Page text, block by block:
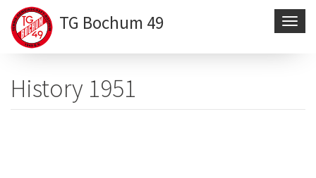
Inhalt
TG Bochum 49
History 1951